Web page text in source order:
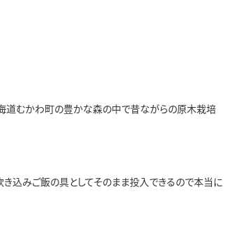
海道むかわ町の豊かな森の中で昔ながらの原木栽培
込みご飯の具としてそのまま投入できるので本当に